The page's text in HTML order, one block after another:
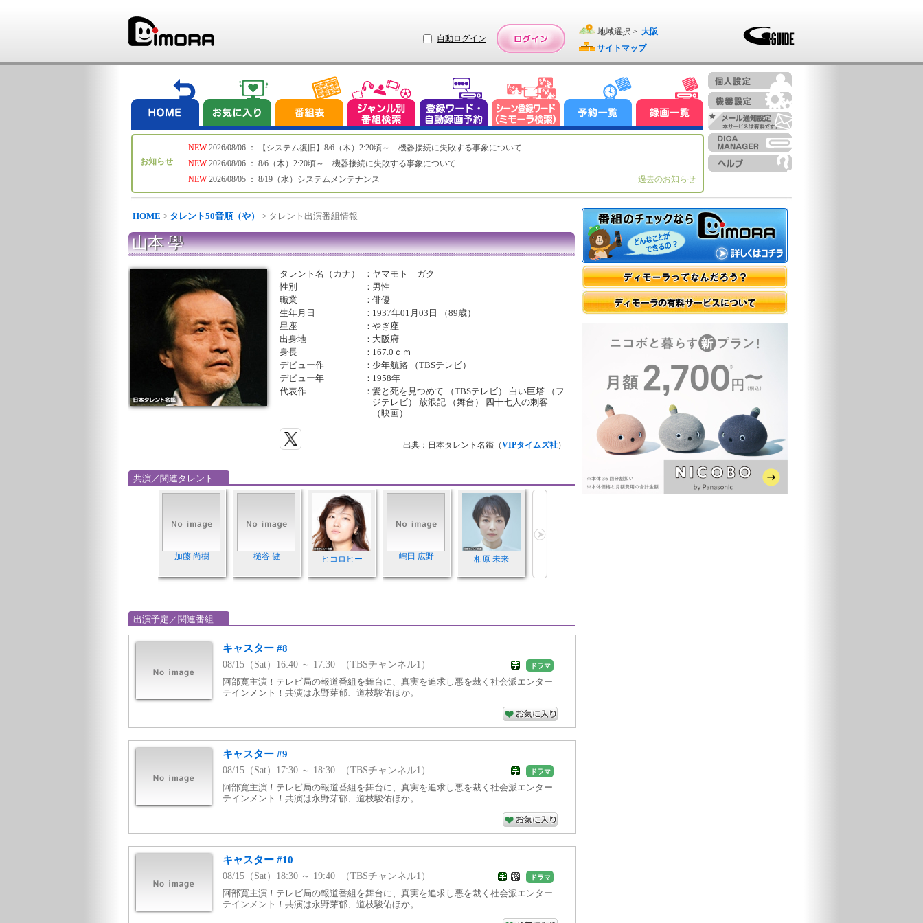
自動ログイン
地域選択 > 大阪
サイトマップ
お知らせ
NEW
NEW
NEW
2026/08/06 ： 【システム復旧】8/6（木）2:20頃～ 機器接続に失敗する事象について
2026/08/06 ： 8/6（木）2:20頃～ 機器接続に失敗する事象について
2026/08/05 ： 8/19（水）システムメンテナンス
過去のお知らせ
HOME > タレント50音順（や） > タレント出演番組情報
山本 學
タレント名（カナ） ： ヤマモト ガク
性別
： 男性
職業
：俳優
生年月日
： 1937年01月03日 （89歳）
星座
：やぎ座
出身地
： 大阪府
身長
： 167.0ｃｍ
デビュー作
： 少年航路 （TBSテレビ）
デビュー年
： 1958年
代表作
：愛と死を見つめて （TBSテレビ） 白い巨塔 （フ
ジテレビ） 放浪記 （舞台） 四十七人の刺客
（映画）
出典：日本タレント名鑑（VIPタイムズ社）
共演／関連タレント
加藤 尚樹 槌谷 健 ヒコロヒー 嶋田 広野 相原 未来
出演予定／関連番組
キャスター #8
08/15（Sat）16:40 ～ 17:30 （TBSチャンネル1） ドラマ
阿部寛主演！テレビ局の報道番組を舞台に、真実を追求し悪を裁く社会派エンター
テインメント！共演は永野芽郁、道枝駿佑ほか。
キャスター #9
08/15（Sat）17:30 ～ 18:30 （TBSチャンネル1） ドラマ
阿部寛主演！テレビ局の報道番組を舞台に、真実を追求し悪を裁く社会派エンター
テインメント！共演は永野芽郁、道枝駿佑ほか。
キャスター #10
08/15（Sat）18:30 ～ 19:40 （TBSチャンネル1） ドラマ
阿部寛主演！テレビ局の報道番組を舞台に、真実を追求し悪を裁く社会派エンター
テインメント！共演は永野芽郁、道枝駿佑ほか。